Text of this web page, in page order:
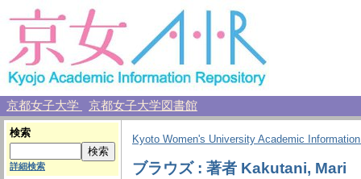
京都女子大学 京都女子大学図書館
検索
詳細検索
Kyoto Women's University Academic
ブラウズ : 著者 Kakutani, Mari